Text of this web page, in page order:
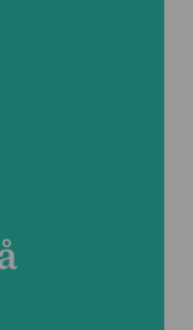
og avreise.
ditt.